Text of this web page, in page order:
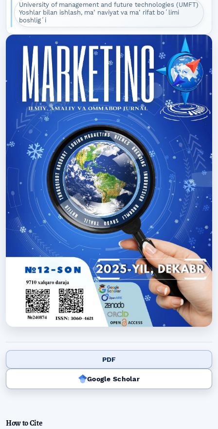
University of management and future technologies (UMFT)
Yoshlar bilan ishlash, maʼnaviyat va maʼrifat boʻlimi
boshligʻi
PDF
Google Scholar
How to Cite